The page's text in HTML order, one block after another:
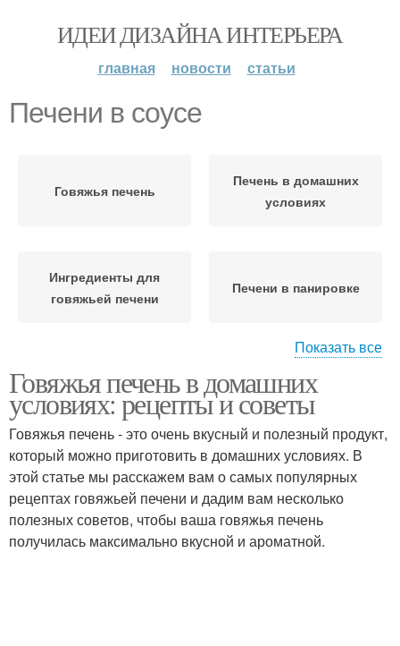
ИДЕИ ДИЗАЙНА ИНТЕРЬЕРА
главная новости статьи
Печени в соусе
Говяжья печень
Печень в домашних
условиях
Ингредиенты для
говяжьей печени
Печени в панировке
соусе
приготовлением
Печень на стол Печени со специями
Показать все
Говяжья печень в домашних
условиях: рецепты и советы
Говяжья печень - это очень вкусный и полезный продукт,
который можно приготовить в домашних условиях. В
этой статье мы расскажем вам о самых популярных
рецептах говяжьей печени и дадим вам несколько
полезных советов, чтобы ваша говяжья печень
получилась максимально вкусной и ароматной.